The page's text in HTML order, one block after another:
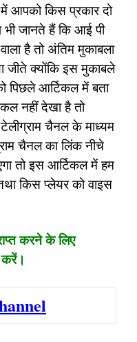
आपको किस प्रकार दो
जानते हैं कि आई पी
है तो अंतिम मुकाबला
जीते क्योंकि इस मुकाबले
पिछले आर्टिकल में बता
नहीं देखा है तो
चैनल के माध्यम
चैनल का लिंक नीचे
तो इस आर्टिकल में हम
किस प्लेयर को वाइस
करने के लिए